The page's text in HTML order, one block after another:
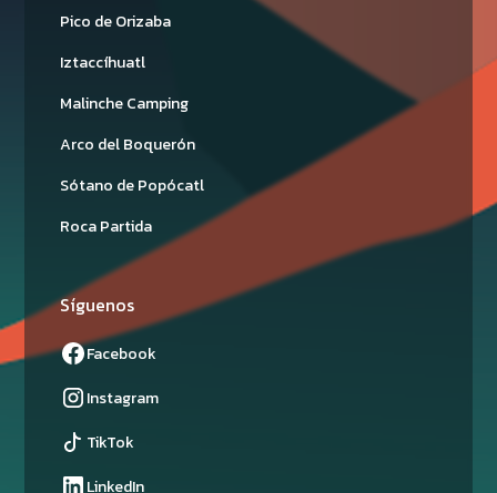
Pico de Orizaba
Iztaccíhuatl
Malinche Camping
Arco del Boquerón
Sótano de Popócatl
Roca Partida
Síguenos
Facebook
Instagram
TikTok
LinkedIn